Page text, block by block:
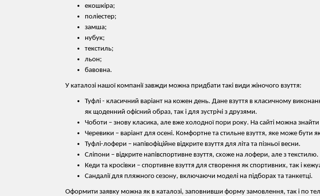
екошкіра;
поліестер;
замша;
нубук;
текстиль;
льон;
бавовна.
У каталозі нашої компанії завжди можна придбати такі види жіночого взуття:
Туфлі - класичний варіант на кожен день. Дане взуття в класичному
як щоденний офісний образ, так і для зустрічі з друзями.
Чоботи – знову класика, але вже холодної пори року. На сайті можна
Черевики – варіант для осені. Комфортне та стильне взуття, яке може бути
Туфлі-лофери – напівофіційне відкрите взуття для літа та пізньої весни.
Сліпони – відкрите напівспортивне взуття, схоже на лофери, але з текстилю.
Кеди та кросівки – спортивне взуття для створення як спортивних, так і
Сандалії для пляжного сезону, включаючи моделі на підборах та танкетці.
Оформити заявку можна як в каталозі, заповнивши форму замовлення, так і по